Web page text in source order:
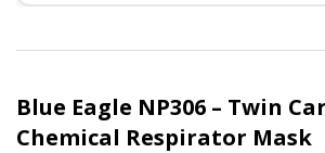
Blue Eagle NP306 – Twin
Chemical Respirator Mask